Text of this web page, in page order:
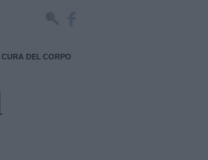
CURA DEL CORPO